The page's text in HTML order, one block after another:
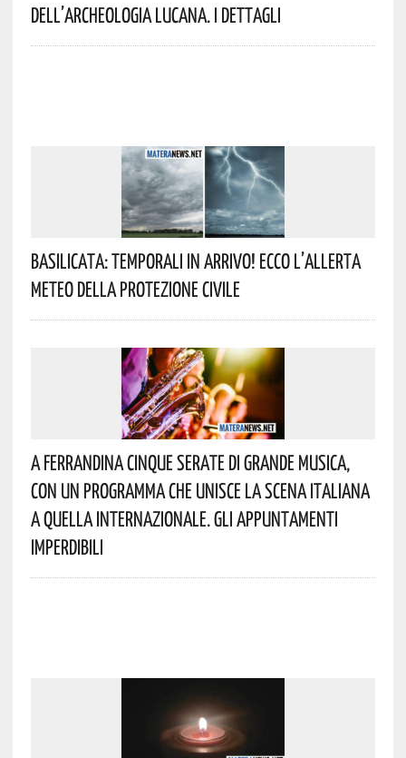
Dell’archeologia Lucana. I Dettagli
Basilicata: Temporali In Arrivo! Ecco L’allerta
Meteo Della Protezione Civile
A Ferrandina Cinque Serate Di Grande Musica,
Con Un Programma Che Unisce La Scena Italiana
A Quella Internazionale. Gli Appuntamenti
Imperdibili